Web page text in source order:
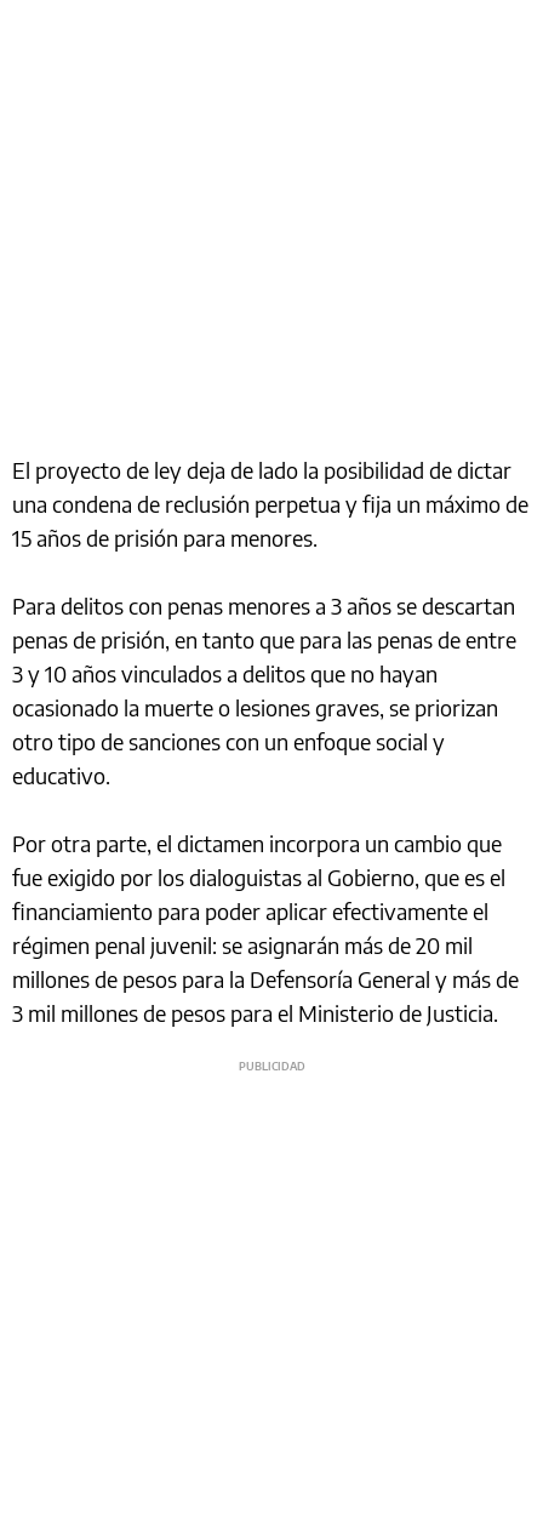
El proyecto de ley deja de lado la posibilidad de dictar
una condena de reclusión perpetua y fija un máximo de
15 años de prisión para menores.
Para delitos con penas menores a 3 años se descartan
penas de prisión, en tanto que para las penas de entre
3 y 10 años vinculados a delitos que no hayan
ocasionado la muerte o lesiones graves, se priorizan
otro tipo de sanciones con un enfoque social y
educativo.
Por otra parte, el dictamen incorpora un cambio que
fue exigido por los dialoguistas al Gobierno, que es el
financiamiento para poder aplicar efectivamente el
régimen penal juvenil: se asignarán más de 20 mil
millones de pesos para la Defensoría General y más de
3 mil millones de pesos para el Ministerio de Justicia.